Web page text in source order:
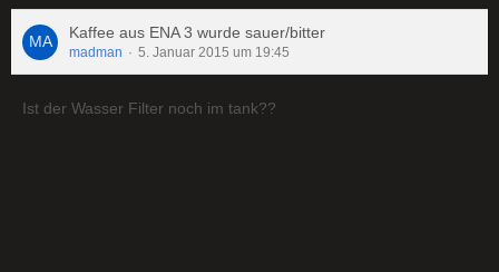
Kaffee aus ENA 3 wurde sauer/bitter
madman 5. Januar 2015 um 19:45
Ist der Wasser Filter noch im tank??